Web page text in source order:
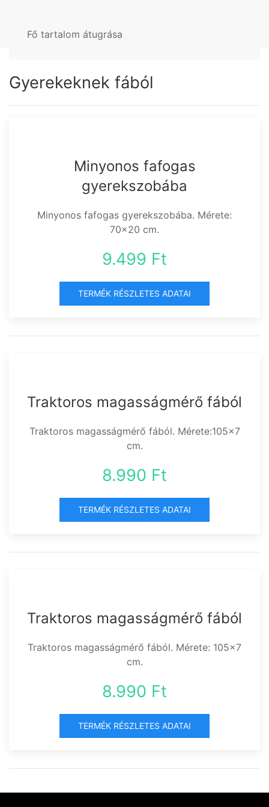
Fő tartalom átugrása
Gyerekeknek fából
Minyonos fafogas
gyerekszobába
Minyonos fafogas gyerekszobába. Mérete:
70x20 cm.
9.499 Ft
TERMÉK RÉSZLETES ADATAI
Traktoros magasságmérő fából
Traktoros magasságmérő fából. Mérete:105x7
cm.
8.990 Ft
TERMÉK RÉSZLETES ADATAI
Traktoros magasságmérő fából
Traktoros magasságmérő fából. Mérete: 105x7
cm.
8.990 Ft
TERMÉK RÉSZLETES ADATAI